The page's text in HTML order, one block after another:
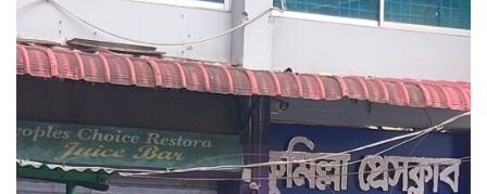
s
a
g
i